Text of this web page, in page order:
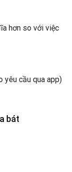
hơn so với việc
yêu cầu qua app)
bát